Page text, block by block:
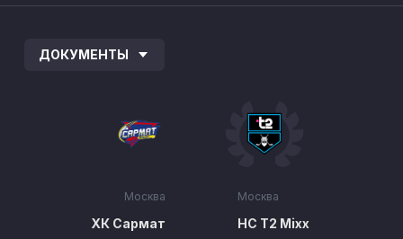
ДОКУМЕНТЫ
Москва
ХК Сармат
Москва
HC T2 Mixx